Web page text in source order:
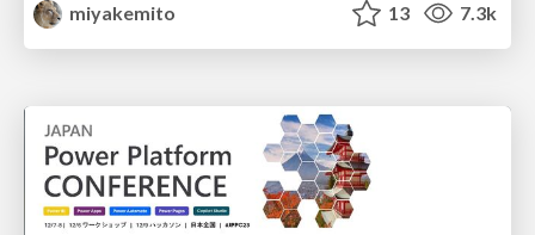
miyakemito
13 7.3k